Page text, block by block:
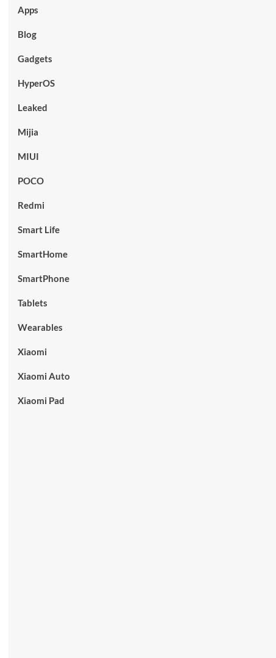
Apps
Blog
Gadgets
HyperOS
Leaked
Mijia
MIUI
POCO
Redmi
Smart Life
SmartHome
SmartPhone
Tablets
Wearables
Xiaomi
Xiaomi Auto
Xiaomi Pad